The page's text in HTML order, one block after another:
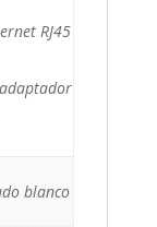
RJ45
blanco